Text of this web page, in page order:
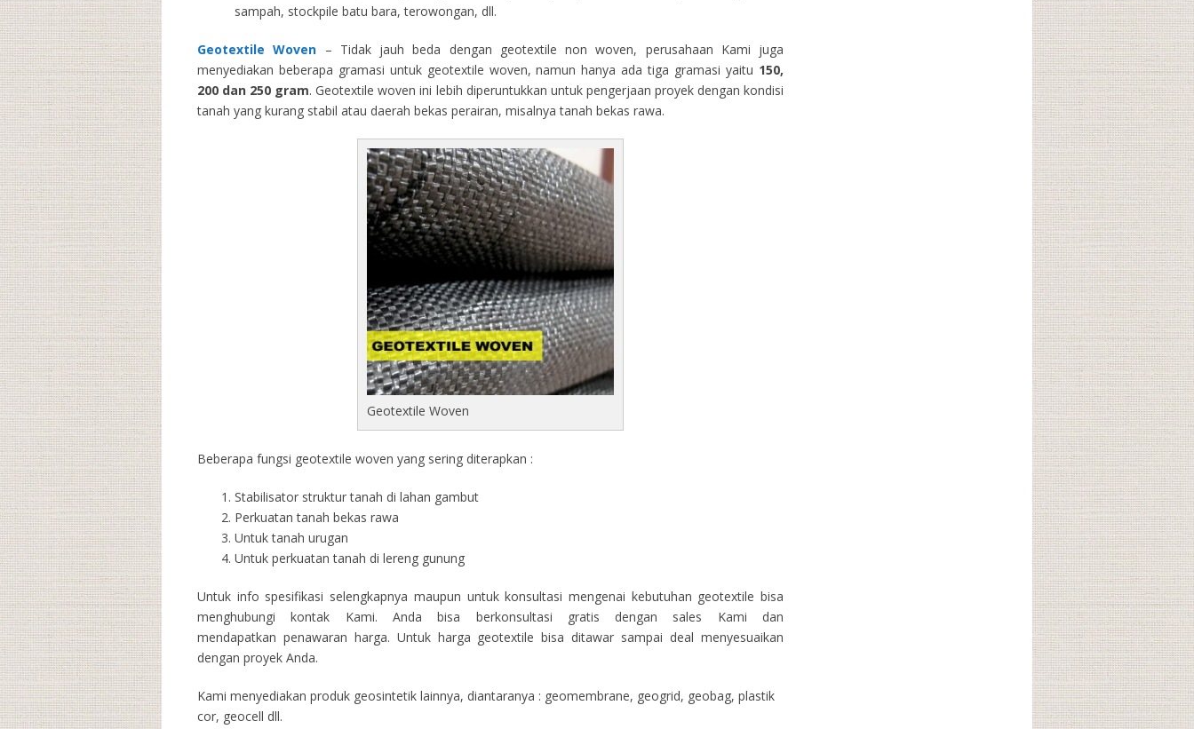
sampah, stockpile batu bara, terowongan, dll.
Geotextile Woven – Tidak jauh beda dengan geotextile non woven, perusahaan Kami juga
menyediakan beberapa gramasi untuk geotextile woven, namun hanya ada tiga gramasi yaitu 150,
200 dan 250 gram. Geotextile woven ini lebih diperuntukkan untuk pengerjaan proyek dengan kondisi
tanah yang kurang stabil atau daerah bekas perairan, misalnya tanah bekas rawa.
Geotextile Woven
Beberapa fungsi geotextile woven yang sering diterapkan :
Stabilisator struktur tanah di lahan gambut
Perkuatan tanah bekas rawa
Untuk tanah urugan
Untuk perkuatan tanah di lereng gunung
Untuk info spesifikasi selengkapnya maupun untuk konsultasi mengenai kebutuhan geotextile bisa
menghubungi kontak Kami. Anda bisa berkonsultasi gratis dengan sales Kami dan
mendapatkan penawaran harga. Untuk harga geotextile bisa ditawar sampai deal menyesuaikan
dengan proyek Anda.
Kami menyediakan produk geosintetik lainnya, diantaranya : geomembrane, geogrid, geobag, plastik
cor, geocell dll.